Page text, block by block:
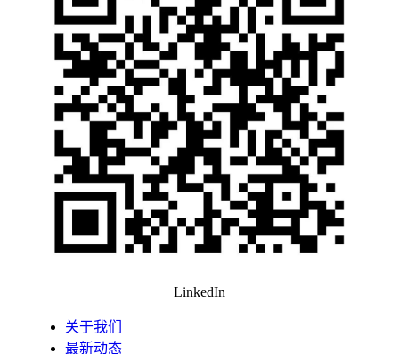
LinkedIn
关于我们
最新动态